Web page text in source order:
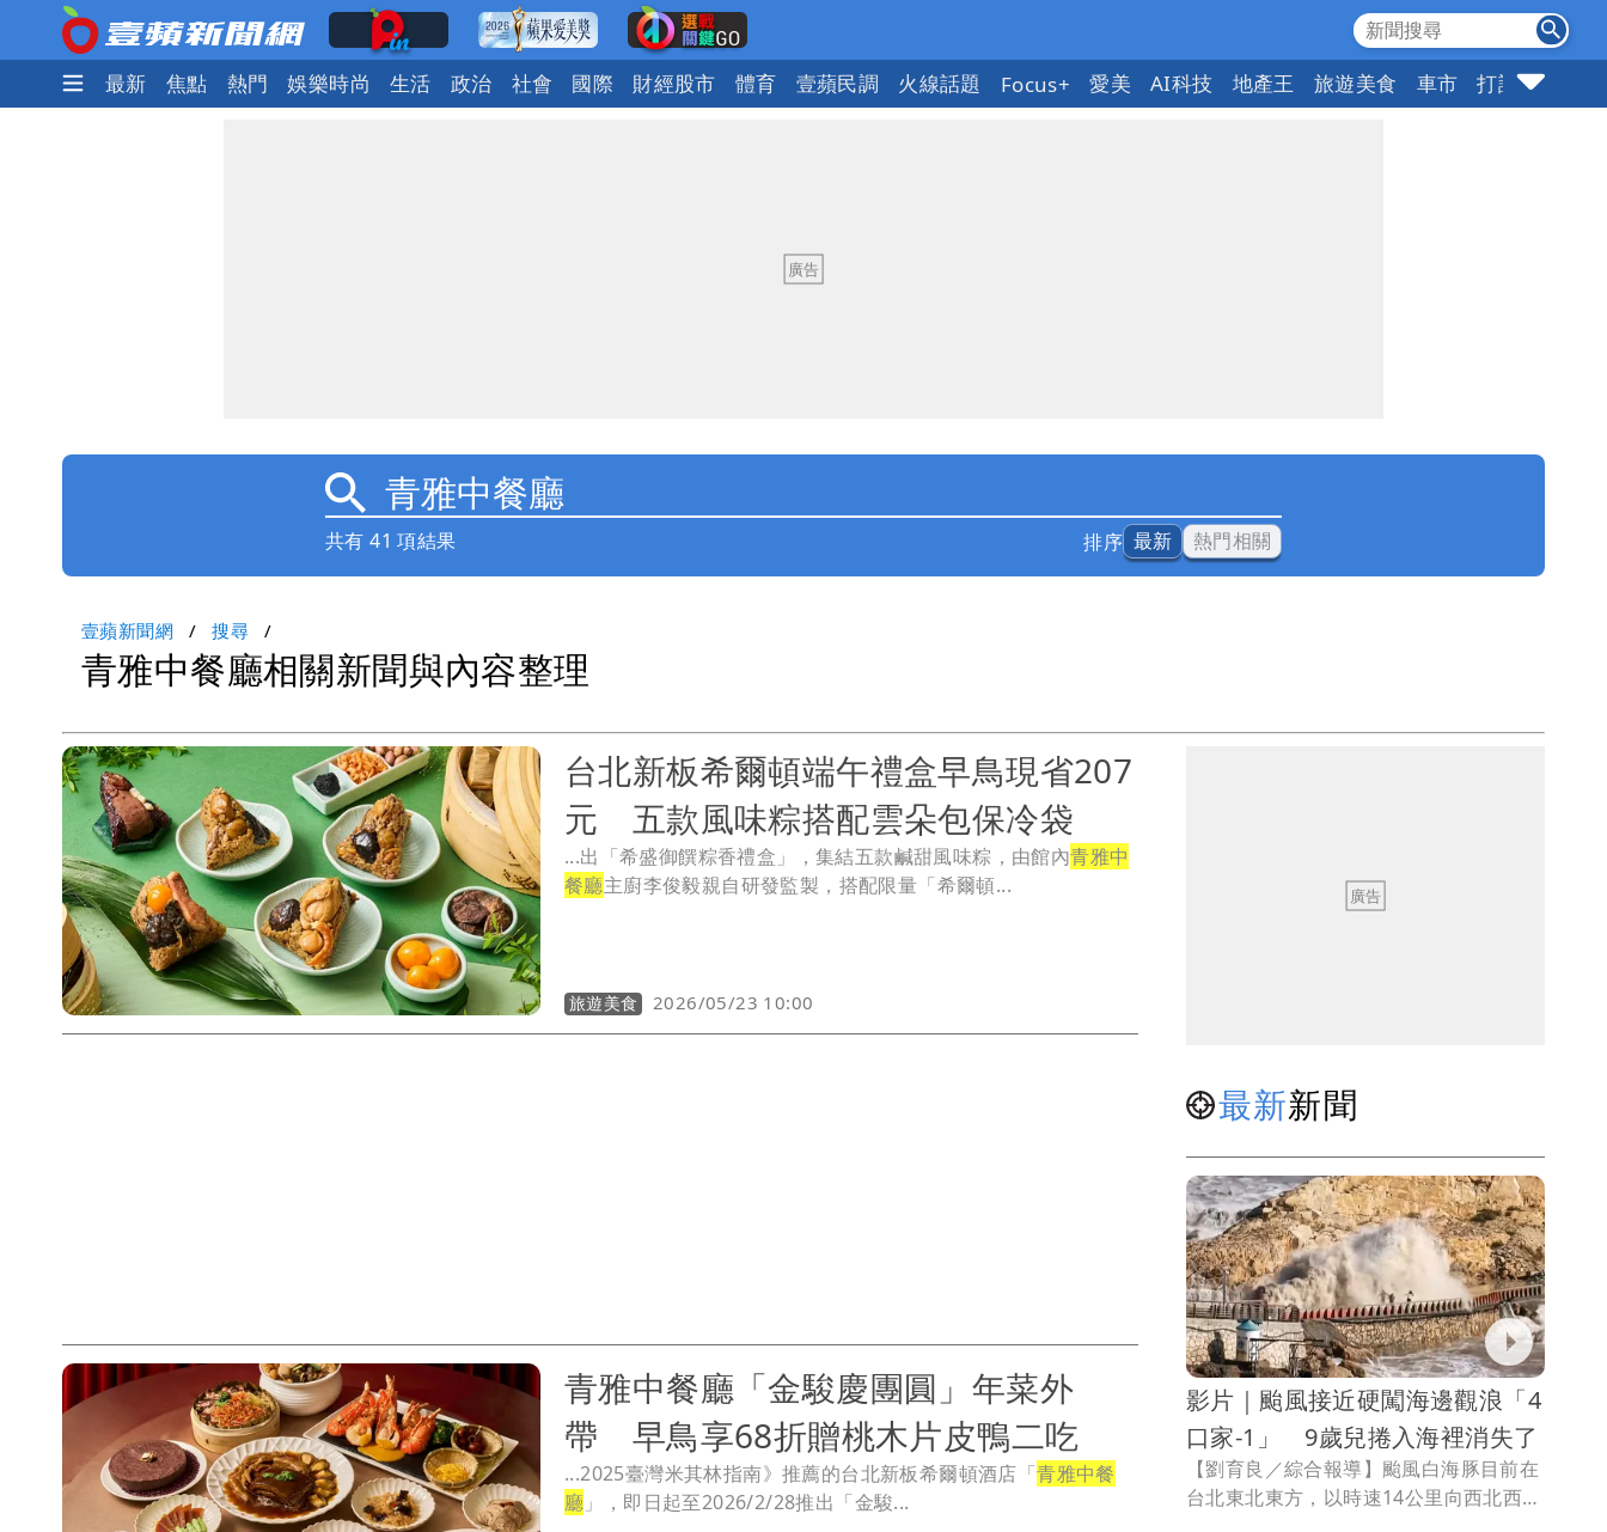
最新 焦點 熱門 娛樂時尚 生活 政治 社會 國際 財經股市 體育 壹蘋民調 火線話題 Focus+ 愛美 AI科技 地產王 旅遊美食 車市 打詐 指標企
共有 41 項結果 排序 最新 熱門相關
壹蘋新聞網 搜尋
青雅中餐廳相關新聞與內容整理
台北新板希爾頓端午禮盒早鳥現省207
元 五款風味粽搭配雲朵包保冷袋
...出「希盛御饌粽香禮盒」，集結五款鹹甜風味粽，由館內青雅中
餐廳主廚李俊毅親自研發監製，搭配限量「希爾頓...
旅遊美食 2026/05/23 10:00
青雅中餐廳「金駿慶團圓」年菜外
帶 早鳥享68折贈桃木片皮鴨二吃
...2025臺灣米其林指南》推薦的台北新板希爾頓酒店「青雅中餐
廳 」，即日起至2026/2/28推出「金駿...
最新新聞
影片｜颱風接近硬闖海邊觀浪「4
口家-1」 9歲兒捲入海裡消失了
【劉育良／綜合報導】颱風白海豚目前在
台北東北東方，以時速14公里向西北西進
行，預計明晚將在中國浙江省舟山市一帶